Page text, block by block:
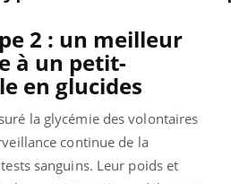
2 : un meilleur
à un petit-
en glucides
la glycémie des volontaires
continue de la
sanguins. Leur poids et